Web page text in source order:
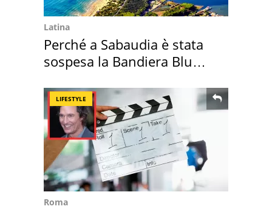
Latina
Perché a Sabaudia è stata
sospesa la Bandiera Blu
LIFESTYLE
Roma